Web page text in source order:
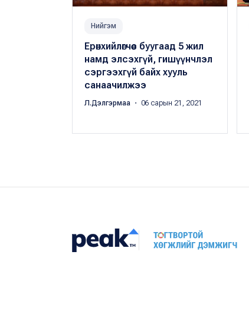
Нийгэм
Ерөнхийлөгчөөс буугаад 5 жил
намд элсэхгүй, гишүүнчлэл
сэргээхгүй байх хууль
санаачилжээ
Л.Дэлгэрмаа ・ 06 сарын 21, 2021